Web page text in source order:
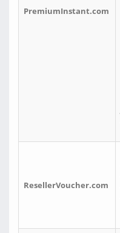
PremiumInstant.com
ResellerVoucher.com